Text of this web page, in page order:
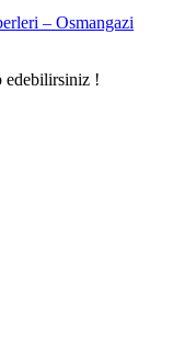
edebilirsiniz !